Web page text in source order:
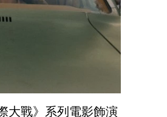
大戰》系列電影飾演